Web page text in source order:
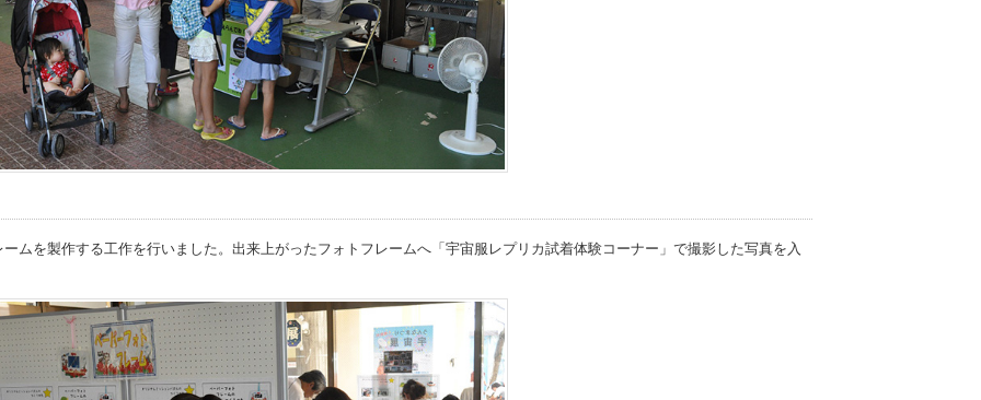
ムを製作する工作を行いました。出来上がったフォトフレームへ「宇宙服レプリカ試着体験コーナー」で撮影した写真を入